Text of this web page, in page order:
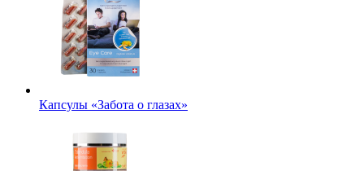
Капсулы «Забота о глазах»